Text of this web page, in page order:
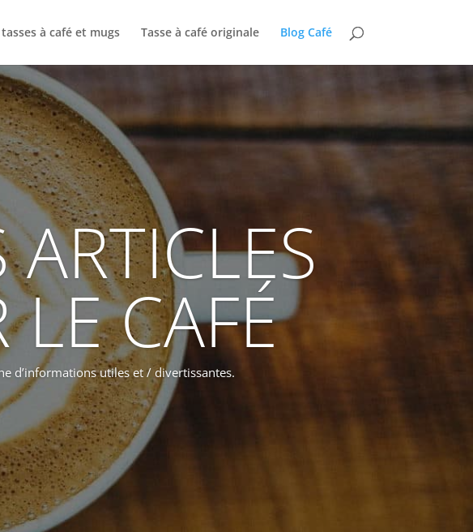
à café et mugs Tasse à café originale Blog Café
CAFÉ
d’informations utiles et / divertissantes.